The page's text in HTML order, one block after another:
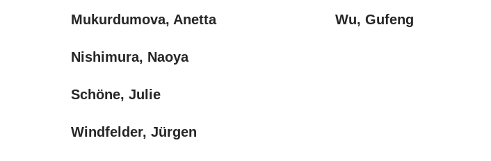
Mukurdumova, Anetta
Nishimura, Naoya
Schöne, Julie
Windfelder, Jürgen
Wu, Gufeng